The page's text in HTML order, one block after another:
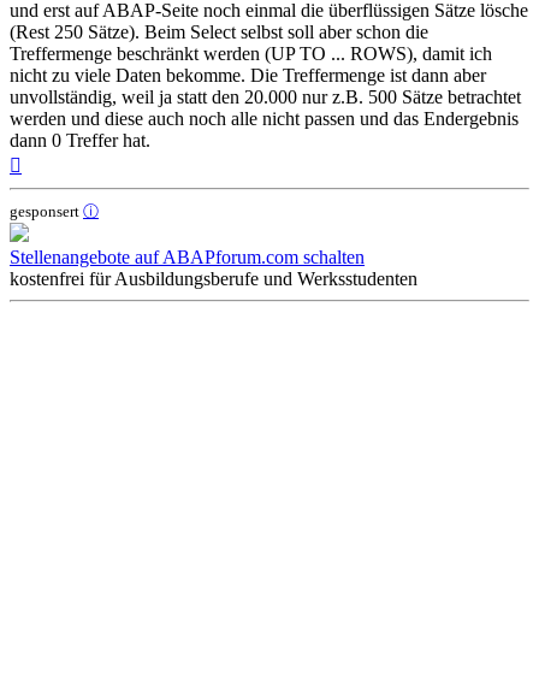
und erst auf ABAP-Seite noch einmal die überflüssigen Sätze lösche
(Rest 250 Sätze). Beim Select selbst soll aber schon die
Treffermenge beschränkt werden (UP TO ... ROWS), damit ich
nicht zu viele Daten bekomme. Die Treffermenge ist dann aber
unvollständig, weil ja statt den 20.000 nur z.B. 500 Sätze betrachtet
werden und diese auch noch alle nicht passen und das Endergebnis
dann 0 Treffer hat.
gesponsert ⓘ
Stellenangebote auf ABAPforum.com schalten
kostenfrei für Ausbildungsberufe und Werksstudenten